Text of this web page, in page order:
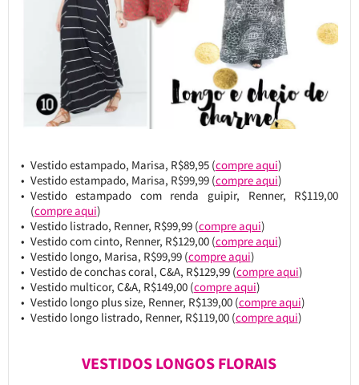
Vestido estampado, Marisa, R$89,95 (compre aqui)
Vestido estampado, Marisa, R$99,99 (compre aqui)
Vestido estampado com renda guipir, Renner, R$119,00
(compre aqui)
Vestido listrado, Renner, R$99,99 (compre aqui)
Vestido com cinto, Renner, R$129,00 (compre aqui)
Vestido longo, Marisa, R$99,99 (compre aqui)
Vestido de conchas coral, C&A, R$129,99 (compre aqui)
Vestido multicor, C&A, R$149,00 (compre aqui)
Vestido longo plus size, Renner, R$139,00 (compre aqui)
Vestido longo listrado, Renner, R$119,00 (compre aqui)
VESTIDOS LONGOS FLORAIS